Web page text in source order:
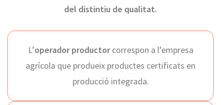
del distintiu de qualitat.
L’operador productorcorrespon a l’empresa
agrícola que produeix productes certificats en
producció integrada.